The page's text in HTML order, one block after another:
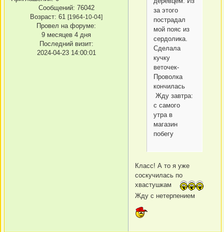
Сообщений: 76042
Возраст: 61 [1964-10-04]
Провел на форуме:
9 месяцев 4 дня
Последний визит:
2024-04-23 14:00:01
за этого
пострадал
мой пояс из
сердолика.
Сделала
кучку
веточек-
Проволка
кончилась
Жду завтра:
с самого
утра в
магазин
побегу
Класс! А то я уже
соскучилась по
хвастушкам
Жду с нетерпением